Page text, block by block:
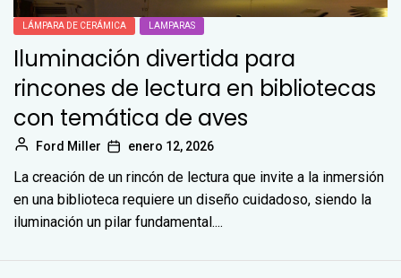
LÁMPARA DE CERÁMICA LAMPARAS
Iluminación divertida para
rincones de lectura en bibliotecas
con temática de aves
Ford Miller enero 12, 2026
La creación de un rincón de lectura que invite a la inmersión
en una biblioteca requiere un diseño cuidadoso, siendo la
iluminación un pilar fundamental....